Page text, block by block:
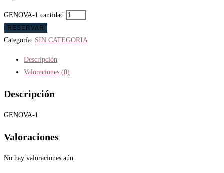
GENOVA-1 cantidad
RESERVAR
Categoría: SIN CATEGORIA
Descripción
Valoraciones (0)
Descripción
GENOVA-1
Valoraciones
No hay valoraciones aún.